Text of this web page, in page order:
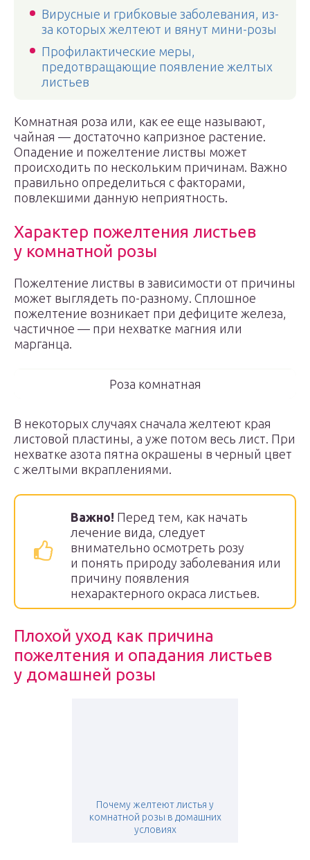
Вирусные и грибковые заболевания, из-
за которых желтеют и вянут мини-розы
Профилактические меры,
предотвращающие появление желтых
листьев
Комнатная роза или, как ее еще называют,
чайная — достаточно капризное растение.
Опадение и пожелтение листвы может
происходить по нескольким причинам. Важно
правильно определиться с факторами,
повлекшими данную неприятность.
Характер пожелтения листьев
у комнатной розы
Пожелтение листвы в зависимости от причины
может выглядеть по-разному. Сплошное
пожелтение возникает при дефиците железа,
частичное — при нехватке магния или
марганца.
Роза комнатная
В некоторых случаях сначала желтеют края
листовой пластины, а уже потом весь лист. При
нехватке азота пятна окрашены в черный цвет
с желтыми вкраплениями.
Важно! Перед тем, как начать
лечение вида, следует
внимательно осмотреть розу
и понять природу заболевания или
причину появления
нехарактерного окраса листьев.
Плохой уход как причина
пожелтения и опадания листьев
у домашней розы
Почему желтеют листья у
комнатной розы в домашних
условиях